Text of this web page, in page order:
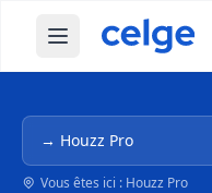
Ouvrir le menu
Navigation dans
Vous êtes ici : Houzz Pro